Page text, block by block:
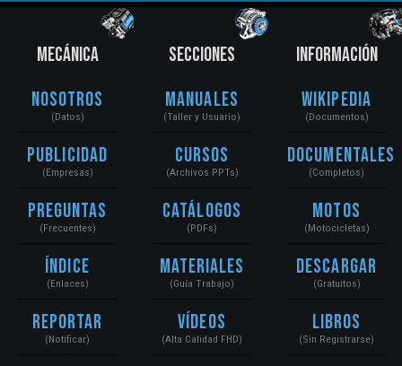
MECÁNICA
Nosotros
(Datos)
Publicidad
(Empresas)
Preguntas
(Frecuentes)
Índice
(Enlaces)
Reportar
(Notificar)
SECCIONES
Manuales
(Taller y Usuario)
Cursos
(Archivos PPTs)
Catálogos
(PDFs)
Materiales
(Guía Trabajo)
Vídeos
(Alta Calidad FHD)
INFORMACIÓN
Wikipedia
(Documentos)
Documentales
(Completos)
Motos
(Motocicletas)
Descargar
(Gratuitos)
Libros
(Sin Registrarse)